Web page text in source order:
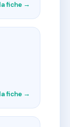
fiche →
fiche →